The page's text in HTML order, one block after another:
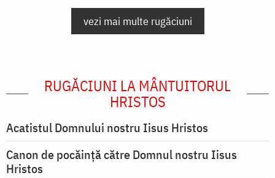
vezi mai multe rugăciuni
RUGĂCIUNI LA MÂNTUITORUL
HRISTOS
Acatistul Domnului nostru Iisus Hristos
Canon de pocăință către Domnul nostru Iisus
Hristos